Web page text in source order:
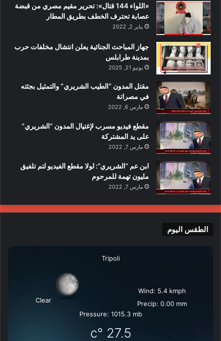
«اللواء 144 قتال»: تحرير مقيم مصري من قبضة
عصابة تحترف الخطف بطريق المطار
يناير 2, 2022
جهاز المباحث الجنائية يعلن انتشال مخلفات حرب
بمدينة طرابلس
يونيو 21, 2025
مقتل المدون “الطيب الشريري” والتمثيل بجثته
في مصراتة
مارس 6, 2022
مقطع فيديو مسرب لإغتيال المدون “الشريري”
على يد المشتركة
مارس 7, 2022
ابن عم “الشريري”: لولا مقطع الفيديو لتم تلفيق
مليون تهمة للمرحوم
مارس 7, 2022
الطقس اليوم
Tripoli
Clear
Wind: 5.4 kmph
Precip: 0.00 mm
Pressure: 1015.3 mb
27.5
°c